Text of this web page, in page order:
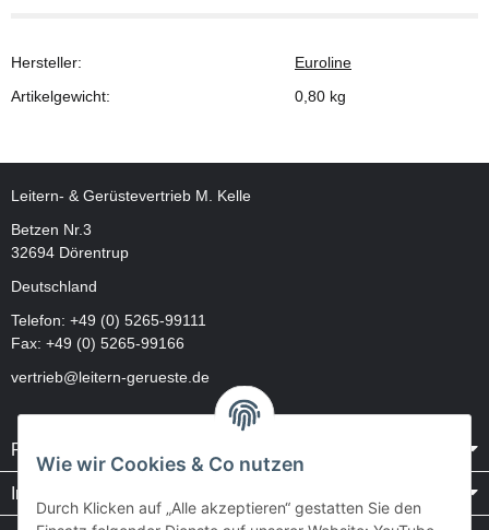
Hersteller:
Euroline
Artikelgewicht:
0,80 kg
Leitern- & Gerüstevertrieb M. Kelle
Betzen Nr.3
32694 Dörentrup
Deutschland
Telefon: +49 (0) 5265-99111
Fax: +49 (0) 5265-99166
vertrieb@leitern-gerueste.de
Rechtliches
Informationen
Wie wir Cookies & Co nutzen
Durch Klicken auf „Alle akzeptieren“ gestatten Sie den